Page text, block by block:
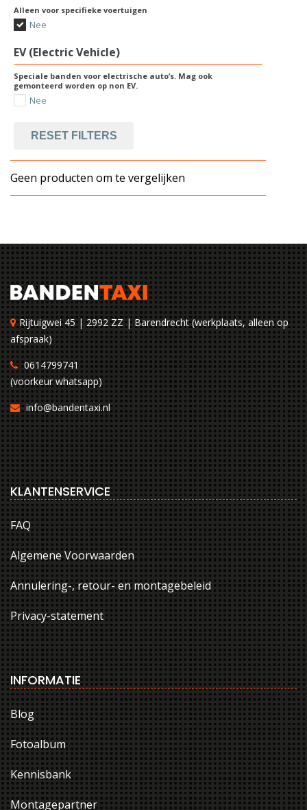
Alleen voor specifieke voertuigen
Nee
EV (Electric Vehicle)
Speciale banden voor electrische auto’s. Mag ook
gemonteerd worden op non EV.
Nee
RESET FILTERS
Geen producten om te vergelijken
Rijtuigwei 45 | 2992 ZZ | Barendrecht (werkplaats, alleen op
afspraak)
0614799741
(voorkeur whatsapp)
info@bandentaxi.nl
KLANTENSERVICE
FAQ
Algemene Voorwaarden
Annulering-, retour- en montagebeleid
Privacy-statement
INFORMATIE
Blog
Fotoalbum
Kennisbank
Montagepartner